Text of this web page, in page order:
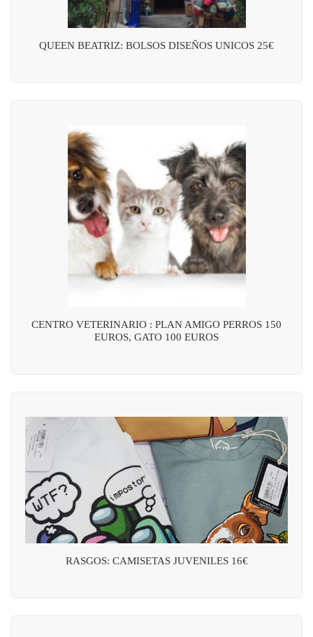
QUEEN BEATRIZ: BOLSOS DISEÑOS UNICOS 25€
CENTRO VETERINARIO : PLAN AMIGO PERROS 150
EUROS, GATO 100 EUROS
RASGOS: CAMISETAS JUVENILES 16€